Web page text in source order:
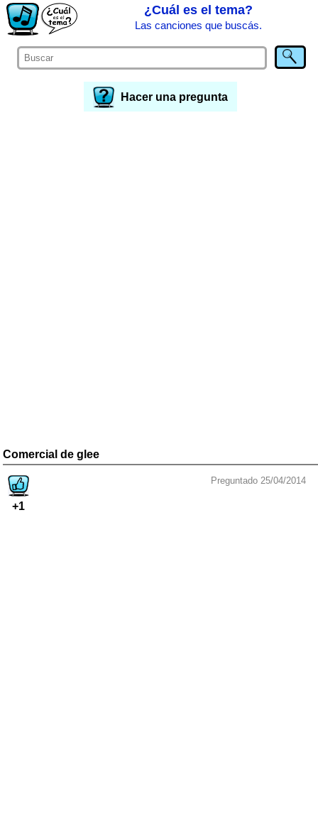
¿Cuál es el tema?
Las canciones que buscás.
Hacer una pregunta
Comercial de glee
+1
Preguntado 25/04/2014